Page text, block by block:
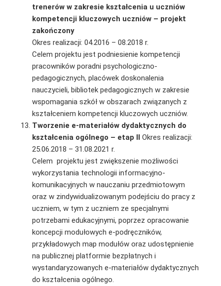
trenerów w zakresie kształcenia u uczniów
kompetencji kluczowych uczniów – projekt
zakończony
Okres realizacji: 04.2016 – 08.2018 r.
Celem projektu jest podniesienie kompetencji
pracowników poradni psychologiczno-
pedagogicznych, placówek doskonalenia
nauczycieli, bibliotek pedagogicznych w zakresie
wspomagania szkół w obszarach związanych z
kształceniem kompetencji kluczowych uczniów.
Tworzenie e-materiałów dydaktycznych do
kształcenia ogólnego – etap II Okres realizacji:
25.06.2018 – 31.08.2021 r.
Celem projektu jest zwiększenie możliwości
wykorzystania technologii informacyjno-
komunikacyjnych w nauczaniu przedmiotowym
oraz w zindywidualizowanym podejściu do pracy z
uczniem, w tym z uczniem ze specjalnymi
potrzebami edukacyjnymi, poprzez opracowanie
koncepcji modułowych e‑podręczników,
przykładowych map modułów oraz udostępnienie
na publicznej platformie bezpłatnych i
wystandaryzowanych e-materiałów dydaktycznych
do kształcenia ogólnego.